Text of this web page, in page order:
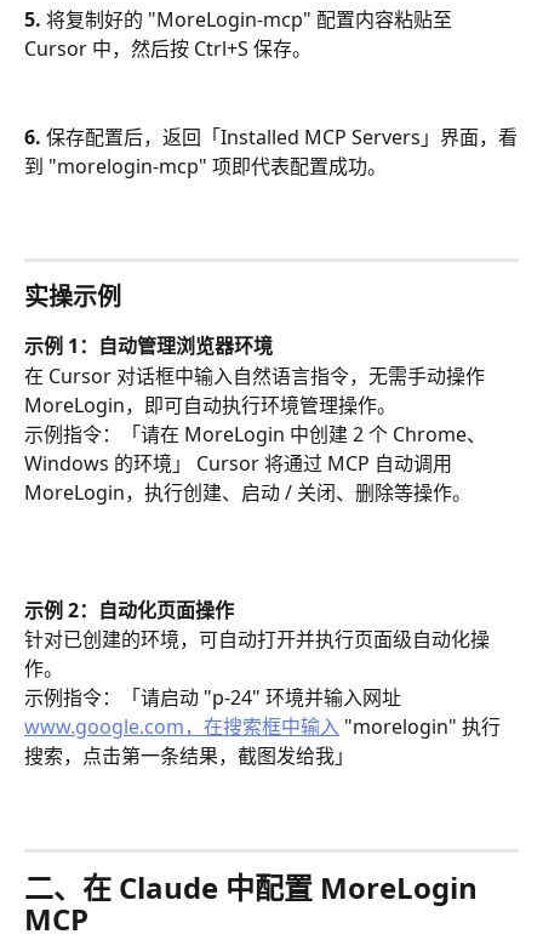
5. 将复制好的 "MoreLogin-mcp" 配置内容粘贴至
Cursor 中，然后按 Ctrl+S 保存。
6. 保存配置后，返回「Installed MCP Servers」界面，看
到 "morelogin-mcp" 项即代表配置成功。
实操示例
示例 1：自动管理浏览器环境
在 Cursor 对话框中输入自然语言指令，无需手动操作
MoreLogin，即可自动执行环境管理操作。
示例指令：「请在 MoreLogin 中创建 2 个 Chrome、
Windows 的环境」 Cursor 将通过 MCP 自动调用
MoreLogin，执行创建、启动 / 关闭、删除等操作。
示例 2：自动化页面操作
针对已创建的环境，可自动打开并执行页面级自动化操
作。
示例指令：「请启动 "p-24" 环境并输入网址
www.google.com，在搜索框中输入 "morelogin" 执行
搜索，点击第一条结果，截图发给我」
二、在 Claude 中配置 MoreLogin
MCP